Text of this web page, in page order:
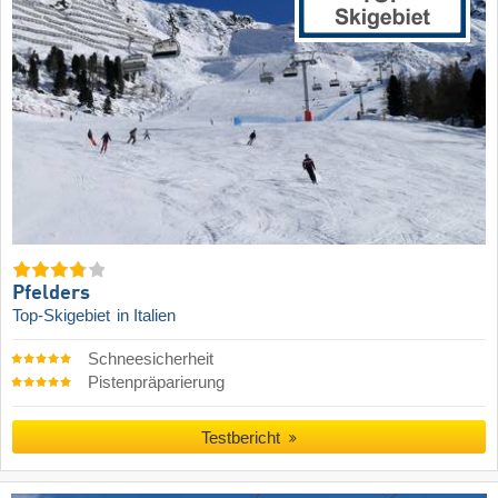
Pfelders
Top-Skigebiet in Italien
Schneesicherheit
Pistenpräparierung
Testbericht